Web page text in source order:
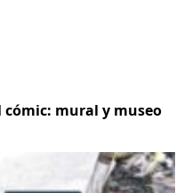
mural y museo